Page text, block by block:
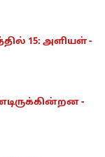
15: அளியள் -
-